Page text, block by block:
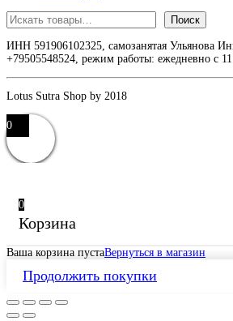
Поиск
Поиск
ИНН 591906102325, самозанятая Ульянова
+79505548524, режим работы: ежедневно с
Lotus Sutra Shop by 2018
0
0
Корзина
Ваша корзина пустаВернуться в магазин
Продолжить покупки